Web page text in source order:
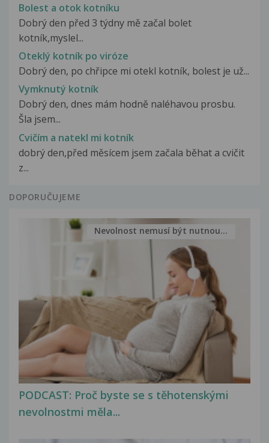
Bolest a otok kotníku
Dobrý den před 3 týdny mě začal bolet
kotník,myslel...
Oteklý kotník po viróze
Dobrý den, po chřipce mi otekl kotník, bolest je už...
Vymknutý kotník
Dobrý den, dnes mám hodně naléhavou prosbu.
Šla jsem...
Cvičím a natekl mi kotník
dobrý den,před měsícem jsem začala běhat a cvičit
z...
DOPORUČUJEME
PODCAST: Proč byste se s těhotenskými
nevolnostmi měla...
Nevolnost nemusí být nutnou...